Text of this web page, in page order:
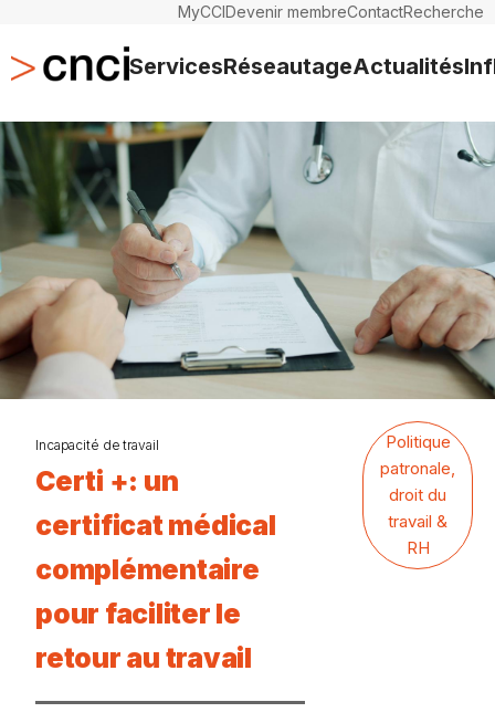
MyCCIDevenir membreContactRecherche
ServicesRéseautageActualités
Incapacité de travail
Certi +: un
certificat médical
complémentaire
pour faciliter le
retour au travail
Politique
patronale,
droit du
travail &
RH